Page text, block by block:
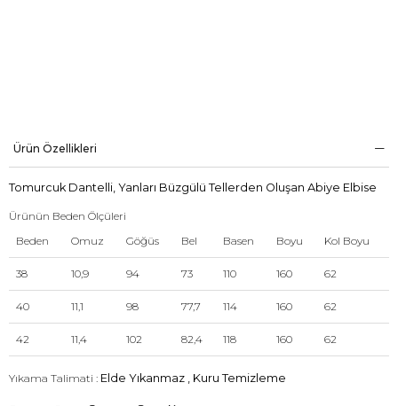
Ürün Özellikleri
Tomurcuk Dantelli, Yanları Büzgülü Tellerden Oluşan Abiye Elbise
Ürünün Beden Ölçüleri
Beden
Omuz Göğüs Bel Basen Boyu Kol Boyu
38 10,9 94 73 110 160 62
40 11,1 98 77,7 114 160 62
42 11,4 102 82,4 118 160 62
Yıkama Talimati : Elde Yıkanmaz , Kuru Temizleme